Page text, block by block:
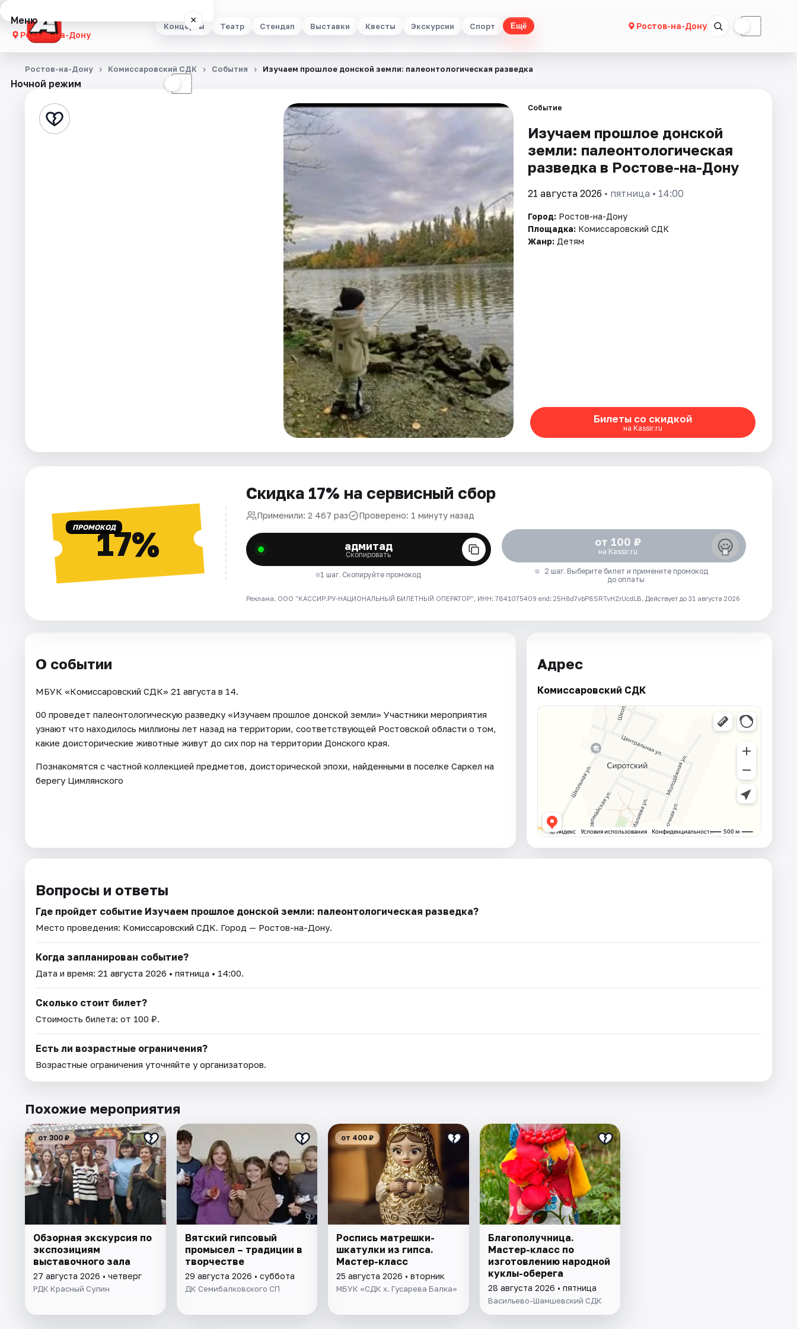
Концерты Театр Стендап Выставки Квесты Экскурсии Спорт Ещё Ростов-на-Дону ☾
Меню ×
Ростов-на-Дону
Концерты
Стендап
Ночной режим ☾
Ростов-на-Дону Комиссаровский СДК События Изучаем прошлое донской земли: палеонтологическая разведка
Событие
Изучаем прошлое донской
земли: палеонтологическая
разведка в Ростове-на-Дону
21 августа 2026 • пятница • 14:00
Город: Ростов-на-Дону
Площадка: Комиссаровский СДК
Жанр: Детям
Билеты со скидкой
на Kassir.ru
ПРОМОКОД17%
Скидка 17% на сервисный сбор
Применили: 2 467 раз Проверено: 1 минуту назад
адмитад
Скопировать
1 шаг. Скопируйте промокод
от 100 ₽
на Kassir.ru
2 шаг. Выберите билет и примените промокод
до оплаты
Реклама. ООО "КАССИР.РУ-НАЦИОНАЛЬНЫЙ БИЛЕТНЫЙ ОПЕРАТОР", ИНН: 7841075409 erid: 25H8d7vbP8SRTvHZrUcdLB. Действует до 31 августа 2026
О событии
МБУК «Комиссаровский СДК» 21 августа в 14.
00 проведет палеонтологическую разведку «Изучаем прошлое донской земли» Участники мероприятия
узнают что находилось миллионы лет назад на территории, соответствующей Ростовской области о том,
какие доисторические животные живут до сих пор на территории Донского края.
Познакомятся с частной коллекцией предметов, доисторической эпохи, найденными в поселке Саркел на
берегу Цимлянского
Адрес
Комиссаровский СДК
Вопросы и ответы
Где пройдет событие Изучаем прошлое донской земли: палеонтологическая разведка?
Место проведения: Комиссаровский СДК. Город — Ростов-на-Дону.
Когда запланирован событие?
Дата и время: 21 августа 2026 • пятница • 14:00.
Сколько стоит билет?
Стоимость билета: от 100 ₽.
Есть ли возрастные ограничения?
Возрастные ограничения уточняйте у организаторов.
Похожие мероприятия
от 300 ₽
Обзорная экскурсия по
экспозициям
выставочного зала
27 августа 2026 • четверг
РДК Красный Сулин
Вятский гипсовый
промысел – традиции в
творчестве
29 августа 2026 • суббота
ДК Семибалковского СП
от 400 ₽
Роспись матрешки-
шкатулки из гипса.
Мастер-класс
25 августа 2026 • вторник
МБУК «СДК х. Гусарева Балка»
Благополучница.
Мастер-класс по
изготовлению народной
куклы-оберега
28 августа 2026 • пятница
Васильево-Шамшевский СДК